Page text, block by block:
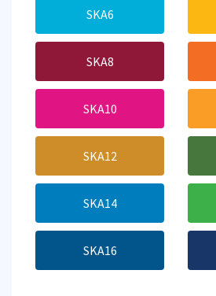
SKA6
SKA8
SKA10
SKA12
SKA14
SKA16